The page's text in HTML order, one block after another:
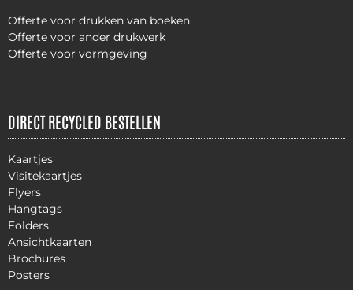
Offerte voor drukken van boeken
Offerte voor ander drukwerk
Offerte voor vormgeving
DIRECT RECYCLED BESTELLEN
Kaartjes
Visitekaartjes
Flyers
Hangtags
Folders
Ansichtkaarten
Brochures
Posters